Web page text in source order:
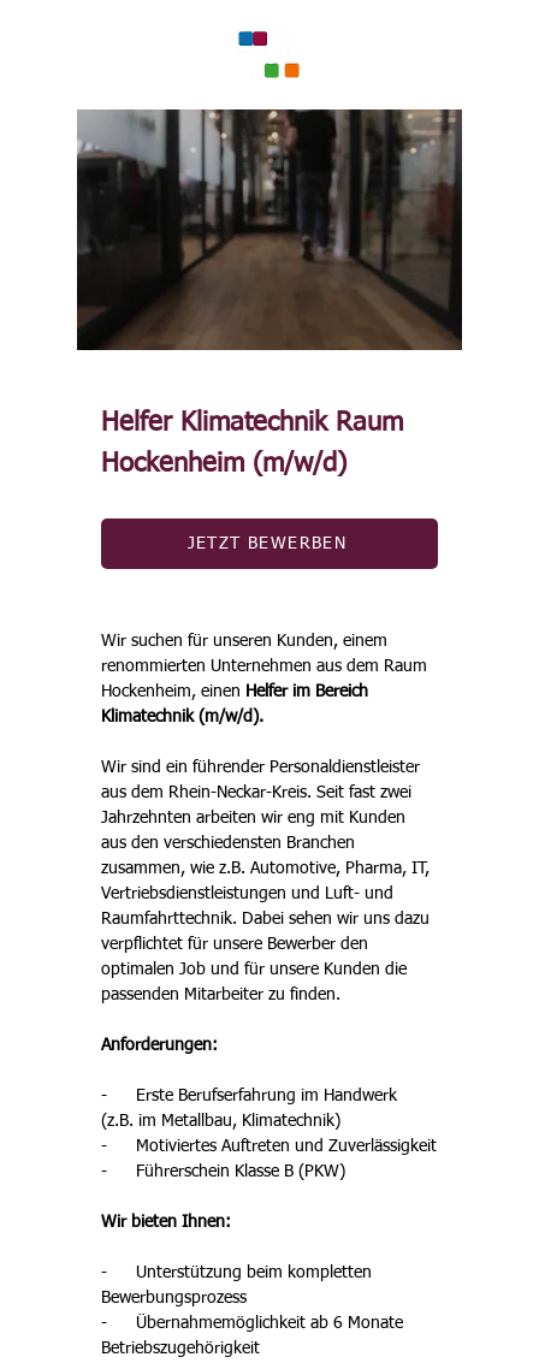
Helfer Klimatechnik Raum
Hockenheim (m/w/d)
JETZT BEWERBEN
Wir suchen für unseren Kunden, einem
renommierten Unternehmen aus dem Raum
Hockenheim, einen Helfer im Bereich
Klimatechnik (m/w/d).
Wir sind ein führender Personaldienstleister
aus dem Rhein-Neckar-Kreis. Seit fast zwei
Jahrzehnten arbeiten wir eng mit Kunden
aus den verschiedensten Branchen
zusammen, wie z.B. Automotive, Pharma, IT,
Vertriebsdienstleistungen und Luft- und
Raumfahrttechnik. Dabei sehen wir uns dazu
verpflichtet für unsere Bewerber den
optimalen Job und für unsere Kunden die
passenden Mitarbeiter zu finden.
Anforderungen:
-      Erste Berufserfahrung im Handwerk
(z.B. im Metallbau, Klimatechnik)
-      Motiviertes Auftreten und Zuverlässigkeit
-      Führerschein Klasse B (PKW)
Wir bieten Ihnen:
-      Unterstützung beim kompletten
Bewerbungsprozess
-      Übernahmemöglichkeit ab 6 Monate
Betriebszugehörigkeit